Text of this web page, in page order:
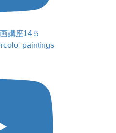
講座14５
paintings